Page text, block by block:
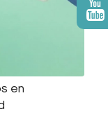
en